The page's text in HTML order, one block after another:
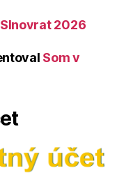
2026
Som v